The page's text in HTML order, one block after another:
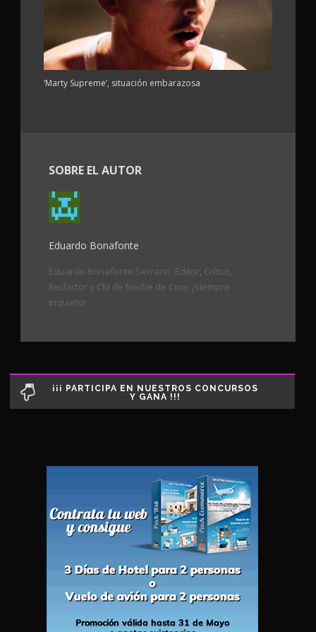
‘Marty Supreme’, situación embarazosa
SOBRE EL AUTOR
Eduardo Bonafonte
Eduardo Bonafonte Serrano. Editor, Crítico,
Redactor y CM de Noche de Cine. ¡Siempre
inquieto!
¡¡¡ PARTICIPA EN NUESTROS CONCURSOS
Y GANA !!!